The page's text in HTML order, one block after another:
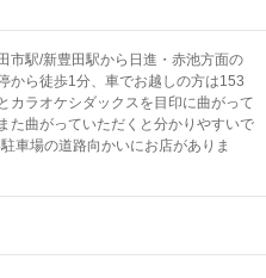
市駅/新豊田駅から日進・赤池方面の
から徒歩1分、車でお越しの方は153
カラオケシダックスを目印に曲がって
た曲がっていただくと分かりやすいで
車場の道路向かいにお店がありま